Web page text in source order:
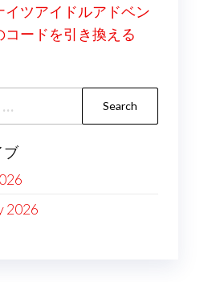
イツアイドルアドベン
コードを引き換える
ブ
2026